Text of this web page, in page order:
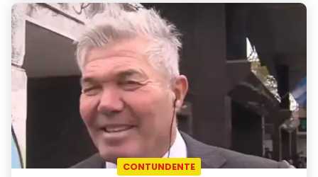
CONTUNDENTE